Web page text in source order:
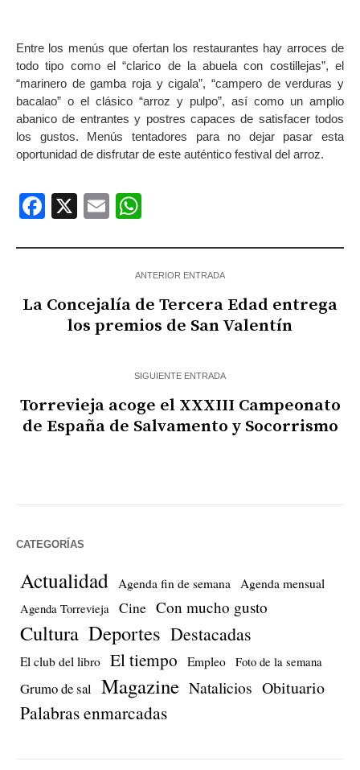
Entre los menús que ofertan los restaurantes hay arroces de
todo tipo como el “clarico de la abuela con costillejas”, el
“marinero de gamba roja y cigala”, “campero de verduras y
bacalao” o el clásico “arroz y pulpo”, así como un amplio
abanico de entrantes y postres capaces de satisfacer todos
los gustos. Menús tentadores para no dejar pasar esta
oportunidad de disfrutar de este auténtico festival del arroz.
Facebook
X Email
ANTERIOR ENTRADA
La Concejalía de Tercera Edad entrega
los premios de San Valentín
SIGUIENTE ENTRADA
Torrevieja acoge el XXXIII Campeonato
de España de Salvamento y Socorrismo
CATEGORÍAS
Actualidad Agenda fin de semana Agenda mensual
Agenda Torrevieja Cine Con mucho gusto
Cultura Deportes Destacadas
El club del libro El tiempo Empleo Foto de la semana
Grumo de sal Magazine Natalicios Obituario
Palabras enmarcadas